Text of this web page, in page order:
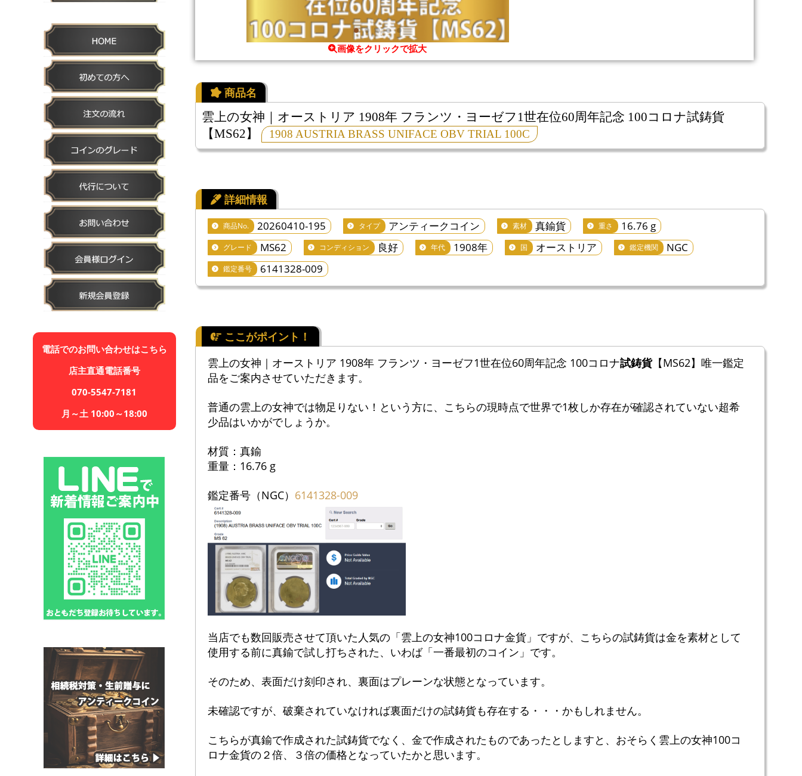
電話でのお問い合わせはこちら
店主直通電話番号
070-5547-7181
月～土 10:00～18:00
画像をクリックで拡大
雲上の女神｜オーストリア 1908年 フランツ・ヨーゼフ1世在位60周年記念 100コロナ試鋳貨
【MS62】
1908 AUSTRIA BRASS UNIFACE OBV TRIAL 100C
商品No. 20260410-195 タイプ アンティークコイン 素材 真鍮貨 重さ 16.76 g
グレード MS62 コンディション 良好 年代 1908年 国 オーストリア 鑑定機関 NGC
鑑定番号 6141328-009
雲上の女神｜オーストリア 1908年 フランツ・ヨーゼフ1世在位60周年記念 100コロナ試鋳貨【MS62】唯一鑑定
品をご案内させていただきます。
普通の雲上の女神では物足りない！という方に、こちらの現時点で世界で1枚しか存在が確認されていない超希
少品はいかがでしょうか。
材質：真鍮
重量：16.76 g
鑑定番号（NGC） 6141328-009
当店でも数回販売させて頂いた人気の「雲上の女神100コロナ金貨」ですが、こちらの試鋳貨は金を素材として
使用する前に真鍮で試し打ちされた、いわば「一番最初のコイン」です。
そのため、表面だけ刻印され、裏面はプレーンな状態となっています。
未確認ですが、破棄されていなければ裏面だけの試鋳貨も存在する・・・かもしれません。
こちらが真鍮で作成された試鋳貨でなく、金で作成されたものであったとしますと、おそらく雲上の女神100コ
ロナ金貨の２倍、３倍の価格となっていたかと思います。